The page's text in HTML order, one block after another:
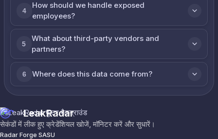
4
How should we handle exposed
employees?
5
What about third-party vendors and
partners?
6 Where does this data come from?
LeakRadar
सेकंडों में लीक हुए क्रेडेंशियल खोजें, मॉनिटर करें और सुधारें।
Radar Forge SASU